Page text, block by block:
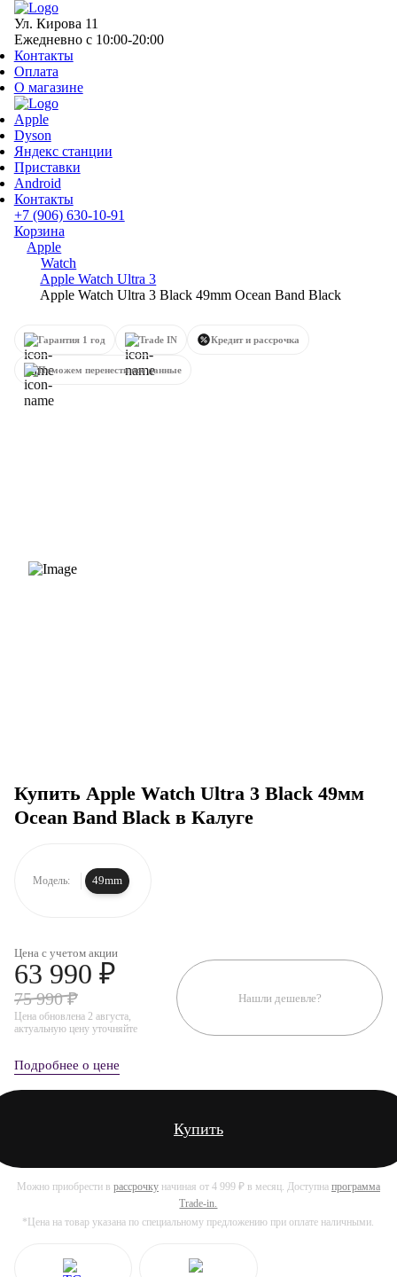
Ул. Кирова 11
Ежедневно с 10:00-20:00
Контакты
Оплата
О магазине
Apple
Dyson
Яндекс станции
Приставки
Android
Контакты
+7 (906) 630-10-91
Корзина
Apple
Watch
Apple Watch Ultra 3
Apple Watch Ultra 3 Black 49mm Ocean Band Black
Гарантия 1 год Trade IN Кредит и рассрочка
Поможем перенести все данные
Купить Apple Watch Ultra 3 Black 49мм
Ocean Band Black в Калуге
Модель: 49mm
Цена с учетом акции
63 990 ₽
75 990 ₽
Цена обновлена 2 августа,
актуальную цену уточняйте
Нашли дешевле?
Подробнее о цене
Купить
Можно приобрести в рассрочкуначиная от 4 999 ₽ в месяц. Доступна программа
Trade-in.
*Цена на товар указана по специальному предложению при оплате наличными.